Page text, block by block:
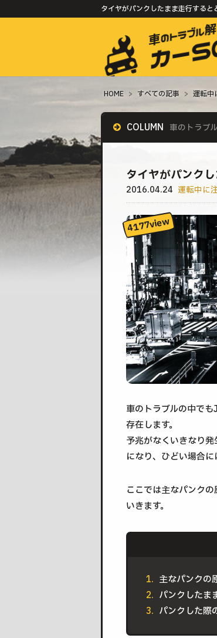
タイヤがパンクしたまま走行する
HOME > すべての記事 > 運転中
COLUMN 車のトラブ
タイヤがパンク
2016.04.24 運転中に
車のトラブルの中で
存在します。
予兆がなくいきなり
になり、ひどい場合
ここでは主なパンク
いきます。
主なパンクの
パンクしたま
パンクした際